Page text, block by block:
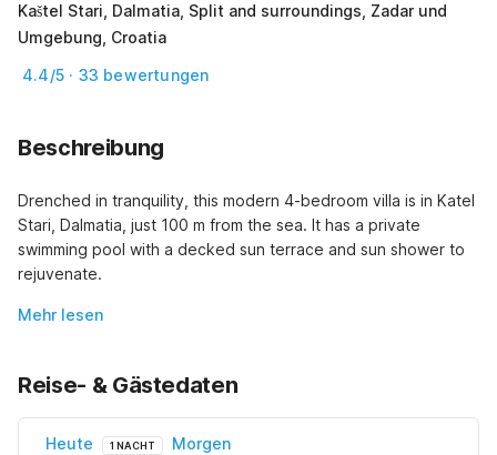
Kaštel Stari, Dalmatia, Split and surroundings, Zadar und
Umgebung, Croatia
4.4/5 · 33 bewertungen
Beschreibung
Drenched in tranquility, this modern 4-bedroom villa is in Katel
Stari, Dalmatia, just 100 m from the sea. It has a private
swimming pool with a decked sun terrace and sun shower to
rejuvenate.
Mehr lesen
Reise- & Gästedaten
Heute 1 NACHT Morgen